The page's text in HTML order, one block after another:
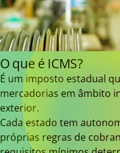
O que é ICMS?
É um imposto estadual
mercadorias em âmbito
exterior.
Cada estado tem
próprias regras de